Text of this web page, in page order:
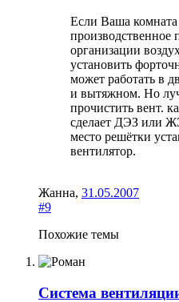
Если Ваша комната
производственное
организации
установить
может работать в
и вытяжном. Но
прочистить вент.
сделает ДЭЗ или
место решётки
вентилятор.
Жанна, 31.05.2007
#9
Похожие темы
Система